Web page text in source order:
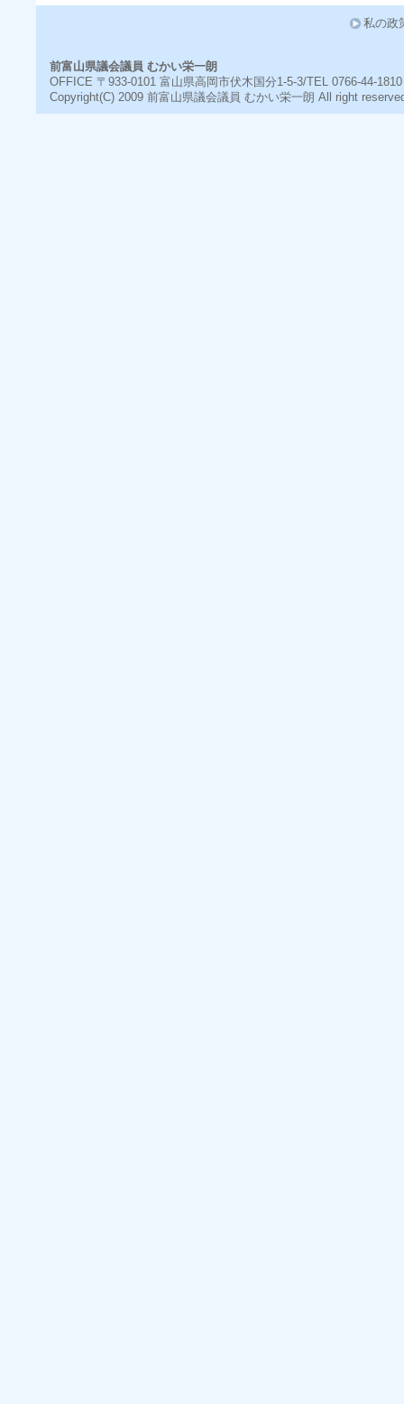
私の政
前富山県議会議員 むかい栄一朗
OFFICE 〒933-0101 富山県高岡市伏木国分1-5-3/TEL 0766-44-1810
Copyright(C) 2009 前富山県議会議員 むかい栄一朗 All right